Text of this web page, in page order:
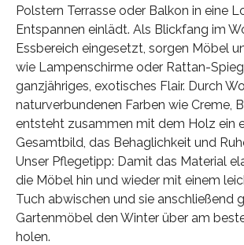
Polstern Terrasse oder Balkon in eine
Entspannen einlädt. Als Blickfang im
Essbereich eingesetzt, sorgen Möbel
wie Lampenschirme oder Rattan-
ganzjähriges, exotisches Flair. Durch
naturverbundenen Farben wie Creme,
entsteht zusammen mit dem Holz ein
Gesamtbild, das Behaglichkeit und
Unser Pflegetipp: Damit das Material
die Möbel hin und wieder mit einem
Tuch abwischen und sie anschließend
Gartenmöbel den Winter über am
holen.